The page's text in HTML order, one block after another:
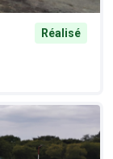
Réalisé